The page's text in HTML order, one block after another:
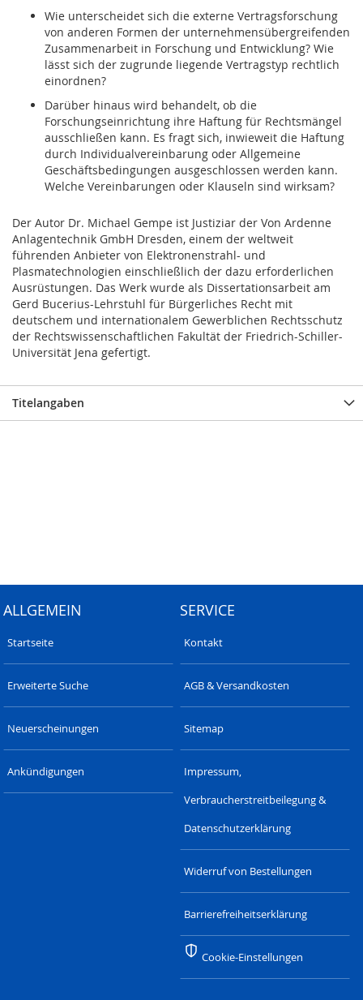
Wie unterscheidet sich die externe Vertragsforschung
von anderen Formen der unternehmensübergreifenden
Zusammenarbeit in Forschung und Entwicklung? Wie
lässt sich der zugrunde liegende Vertragstyp rechtlich
einordnen?
Darüber hinaus wird behandelt, ob die
Forschungseinrichtung ihre Haftung für Rechtsmängel
ausschließen kann. Es fragt sich, inwieweit die Haftung
durch Individualvereinbarung oder Allgemeine
Geschäftsbedingungen ausgeschlossen werden kann.
Welche Vereinbarungen oder Klauseln sind wirksam?
Der Autor Dr. Michael Gempe ist Justiziar der Von Ardenne
Anlagentechnik GmbH Dresden, einem der weltweit
führenden Anbieter von Elektronenstrahl- und
Plasmatechnologien einschließlich der dazu erforderlichen
Ausrüstungen. Das Werk wurde als Dissertationsarbeit am
Gerd Bucerius-Lehrstuhl für Bürgerliches Recht mit
deutschem und internationalem Gewerblichen Rechtsschutz
der Rechtswissenschaftlichen Fakultät der Friedrich-Schiller-
Universität Jena gefertigt.
Titelangaben
ALLGEMEIN
Startseite
Erweiterte Suche
Neuerscheinungen
Ankündigungen
SERVICE
Kontakt
AGB & Versandkosten
Sitemap
Impressum,
Verbraucherstreitbeilegung &
Datenschutzerklärung
Widerruf von Bestellungen
Barrierefreiheitserklärung
Cookie-Einstellungen